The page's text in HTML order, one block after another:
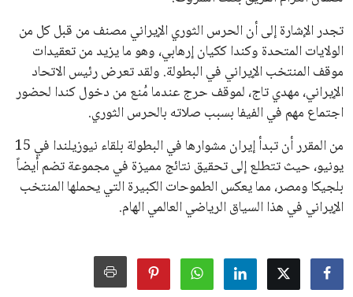
هذا الدعم الواسع يأتي على الرغم من الانتقادات التي وجهت
لإنفانتينو في الآونة الأخيرة. حتى الآن، لم يتقدم أي مرشح منافس
في السباق الانتخابي، ولم تتمكن الأصوات المعارضة من التوصل إلى
اسم يوازن موقف إنفانتينو، قبل انتهاء فترة الترشح في نوفمبر
المقبل.
يعتمد إنفانتينو على قاعدة دعم قوية من الاتحادات القارية المختلفة،
بما في ذلك الاتحاد الأفريقي والآسيوي، بالإضافة إلى دعم غالبية
اتحادات أمريكا الجنوبية والكونكاكاف. وقد ساهمت مجموعة من
القرارات التي اتخذها في زيادة الموارد المالية لهذه الاتحادات، فضلاً
عن رفع عدد الفرق المشاركة في كأس العالم، وإطلاق بطولات دولية
على الجانب الآخر، تتركز المعارضة بشكل ملحوظ داخل القارة
الأوروبية، حيث ارتفعت حدة الانتقادات الموجهة إلى إنفانتينو